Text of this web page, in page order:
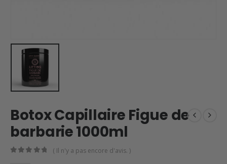
Botox Capillaire Figue de
barbarie 1000ml
( Il n'y a pas encore d'avis. )